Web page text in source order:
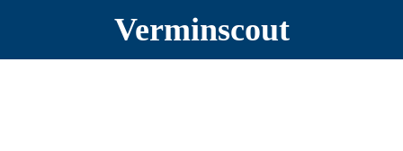
springen
springen
Verminscout